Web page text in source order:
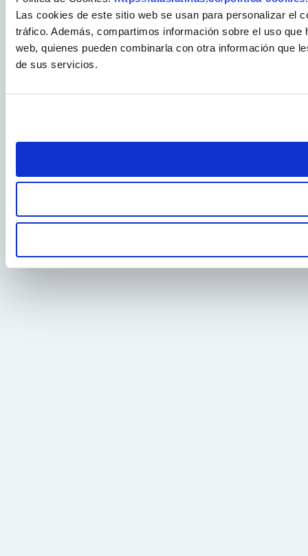
Las cookies de este sitio web se usan para personalizar el
tráfico. Además, compartimos información sobre el uso
web, quienes pueden combinarla con otra información que
de sus servicios.